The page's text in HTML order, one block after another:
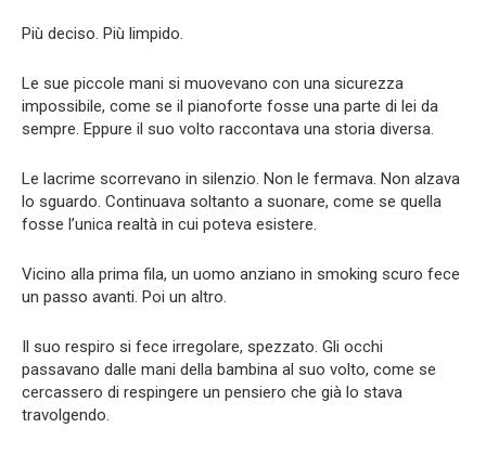
Più deciso. Più limpido.
Le sue piccole mani si muovevano con una sicurezza
impossibile, come se il pianoforte fosse una parte di lei da
sempre. Eppure il suo volto raccontava una storia diversa.
Le lacrime scorrevano in silenzio. Non le fermava. Non alzava
lo sguardo. Continuava soltanto a suonare, come se quella
fosse l’unica realtà in cui poteva esistere.
Vicino alla prima fila, un uomo anziano in smoking scuro fece
un passo avanti. Poi un altro.
Il suo respiro si fece irregolare, spezzato. Gli occhi
passavano dalle mani della bambina al suo volto, come se
cercassero di respingere un pensiero che già lo stava
travolgendo.